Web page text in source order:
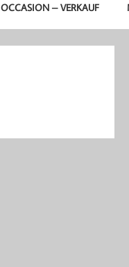
OCCASION – VERKAUF